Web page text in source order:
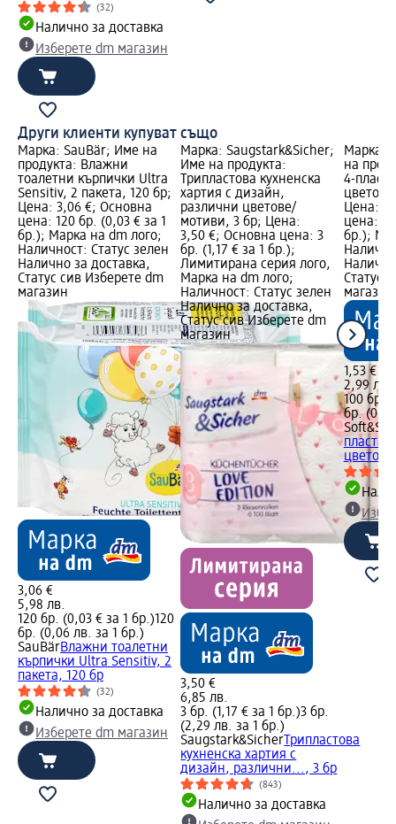
(32)
Налично за доставка
Изберете dm магазин
Други клиенти купуват също
Марка: SauBär; Име на
продукта: Влажни
тоалетни кърпички Ultra
Sensitiv, 2 пакета, 120 бр;
Цена: 3,06 €; Основна
цена: 120 бр. (0,03 € за 1
бр.); Марка на dm лого;
Наличност: Статус зелен
Налично за доставка,
Статус сив Изберете dm
магазин
3,06 €
5,98 лв.
120 бр. (0,03 € за 1 бр.)120
бр. (0,06 лв. за 1 бр.)
SauBärВлажни тоалетни
кърпички Ultra Sensitiv, 2
пакета, 120 бр
(32)
Налично за доставка
Изберете dm магазин
Марка: Saugstark&Sicher;
Име на продукта:
Трипластова кухненска
хартия с дизайн,
различни цветове/
мотиви, 3 бр; Цена:
3,50 €; Основна цена: 3
бр. (1,17 € за 1 бр.);
Лимитирана серия лого,
Марка на dm лого;
Наличност: Статус зелен
Налично за доставка,
Статус сив Изберете dm
магазин
3,50 €
6,85 лв.
3 бр. (1,17 € за 1 бр.)3 бр.
(2,29 лв. за 1 бр.)
Saugstark&Sicher Трипластова
кухненска хартия с
дизайн, различни..., 3 бр
(843)
Налично за доставка
Марка:
на
4-
Цена:
цена:
бр.);
Статус
магазин
1,53 €
2,99 лв.
100 бр.
бр.
пласта,